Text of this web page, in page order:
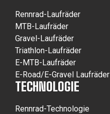
Rennrad-Laufräder
MTB-Laufräder
Gravel-Laufräder
Triathlon-Laufräder
E-MTB-Laufräder
E-Road/E-Gravel Laufräder
TECHNOLOGIE
Rennrad-Technologie